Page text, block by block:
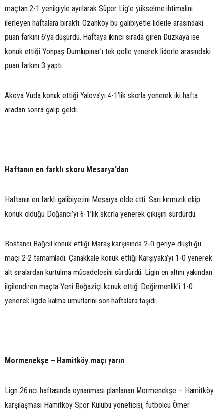
maçtan 2-1 yenilgiyle ayrılarak Süper Lig’e yükselme ihtimalini
ilerleyen haftalara bıraktı. Ozanköy bu galibiyetle liderle arasındaki
puan farkını 6’ya düşürdü. Haftaya ikinci sırada giren Düzkaya ise
konuk ettiği Yonpaş Dumlupınar’ı tek golle yenerek liderle arasındaki
puan farkını 3 yaptı.
Akova Vuda konuk ettiği Yalova’yı 4-1’lik skorla yenerek iki hafta
aradan sonra galip geldi.
Haftanın en farklı skoru Mesarya’dan
Haftanın en farklı galibiyetini Mesarya elde etti. Sarı kırmızılı ekip
konuk olduğu Doğancı’yı 6-1’lik skorla yenerek çıkışını sürdürdü.
Bostancı Bağcıl konuk ettiği Maraş karşısında 2-0 geriye düştüğü
maçı 2-2 tamamladı. Çanakkale konuk ettiği Karşıyaka’yı 1-0 yenerek
alt sıralardan kurtulma mücadelesini sürdürdü. Ligin en altını yakından
ilgilendiren maçta Yeni Boğaziçi konuk ettiği Değirmenlik’i 1-0
yenerek ligde kalma umutlarını son haftalara taşıdı.
Mormenekşe – Hamitköy maçı yarın
Lign 26’ncı haftasında oynanması planlanan Mormenekşe – Hamitköy
karşılaşması Hamitköy Spor Kulübü yöneticisi, futbolcu Ömer